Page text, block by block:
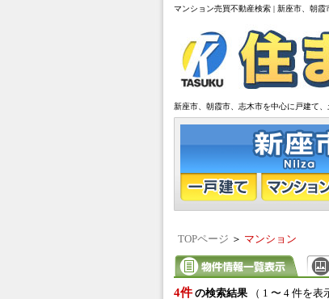
マンション売買不動産検索 | 新座市、朝
新座市、朝霞市、志木市を中心に戸建て
TOPページ ＞ マンション
4件 の検索結果（ 1 〜 4 件を表